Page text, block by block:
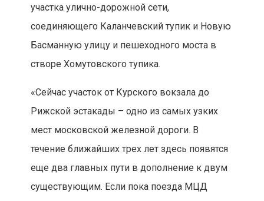
участка улично-дорожной сети,
соединяющего Каланчевский тупик и Новую
Басманную улицу и пешеходного моста в
створе Хомутовского тупика.
«Сейчас участок от Курского вокзала до
Рижской эстакады – одно из самых узких
мест московской железной дороги. В
течение ближайших трех лет здесь появятся
еще два главных пути в дополнение к двум
существующим. Если пока поезда МЦД